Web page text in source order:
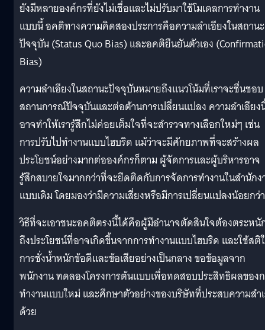
ยังมีหลายองค์กรที่ยังไม่เชื่อและไม่ปรับมาใช้โมเดลการทำงาน
แบบนี้ อคติทางความคิดสองประการคือความลำเอียงในสถานะ
ปัจจุบัน (Status Quo Bias) และอคติยืนยันตัวเอง
Bias)
ความลำเอียงในสถานะปัจจุบันหมายถึงแนวโน้มที่เราจะชื่นชอบ
สถานการณ์ปัจจุบันและต่อต้านการเปลี่ยนแปลง ความลำเอียง
อาจทำให้เรารู้สึกไม่ค่อยเต็มใจที่จะสำรวจทางเลือกใหม่ๆ เช่น
การปรับไปทำงานแบบไฮบริด แม้ว่าจะมีศักยภาพที่จะสร้างผล
ประโยชน์อย่างมากต่อองค์กรก็ตาม ผู้จัดการและผู้บริหารอาจ
รู้สึกสบายใจมากกว่าที่จะยึดติดกับการจัดการทำงานในสำนักง
แบบเดิม โดยมองว่ามีความเสี่ยงหรือมีการเปลี่ยนแปลงน้อยกว่า
วิธีที่จะเอาชนะอคติตรงนี้ได้คือผู้มีอำนาจตัดสินใจต้องตระหนั
ถึงประโยชน์ที่อาจเกิดขึ้นจากการทำงานแบบไฮบริด และใช้สติ
การชั่งน้ำหนักข้อดีและข้อเสียอย่างเป็นกลาง ขอข้อมูลจาก
พนักงาน ทดลองโครงการต้นแบบเพื่อทดสอบประสิทธิผลของ
ทำงานแบบใหม่ และศึกษาตัวอย่างของบริษัทที่ประสบความสำ
ด้วย